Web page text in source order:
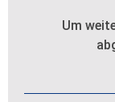
Um